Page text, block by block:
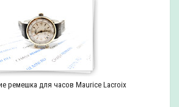
ремешка для часов Maurice Lacroix